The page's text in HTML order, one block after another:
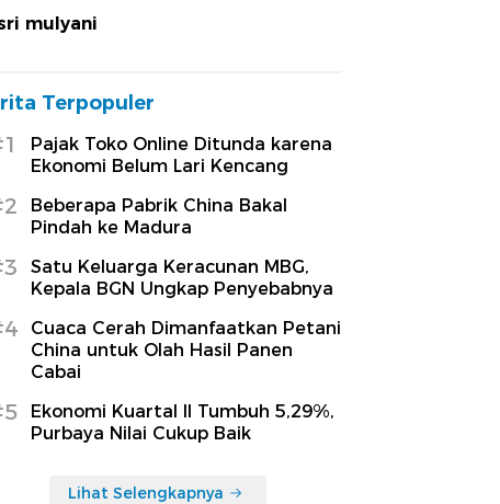
mulyani
Terpopuler
Pajak Toko Online Ditunda karena
Ekonomi Belum Lari Kencang
Beberapa Pabrik China Bakal
Pindah ke Madura
Satu Keluarga Keracunan MBG,
Kepala BGN Ungkap Penyebabnya
Cuaca Cerah Dimanfaatkan Petani
China untuk Olah Hasil Panen
Cabai
Ekonomi Kuartal II Tumbuh 5,29%,
Purbaya Nilai Cukup Baik
Lihat Selengkapnya